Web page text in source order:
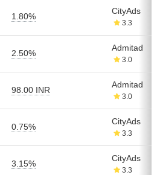
1.80%
CityAds
3.3
2.50%
Admitad
3.0
98.00 INR
Admitad
3.0
0.75%
CityAds
3.3
3.15%
CityAds
3.3